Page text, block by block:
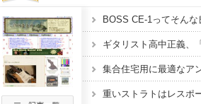
BOSS CE-1ってそん
集合住宅用に最適なア
重いストラトはレスポ